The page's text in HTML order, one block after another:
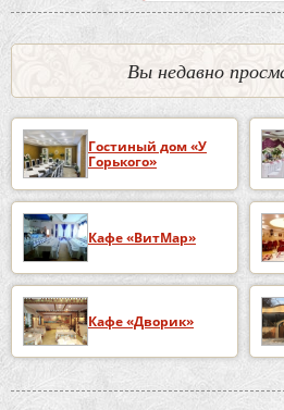
Вы недавно
Гостиный дом «У
Горького»
Кафе «ВитМар»
Кафе «Дворик»